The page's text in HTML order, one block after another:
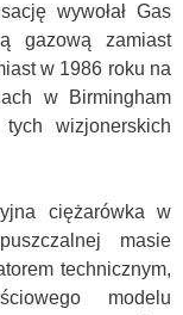
wywołał Gas
gazową zamiast
w 1986 roku na
w Birmingham
wizjonerskich
ciężarówka w
masie
technicznym,
modelu